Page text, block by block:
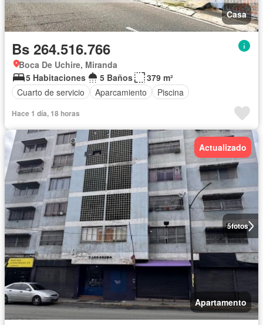
Casa
Bs 264.516.766
Boca De Uchire, Miranda
5 Habitaciones
5 Baños
379 m²
Cuarto de servicio
Aparcamiento Piscina
Hace 1 día, 18 horas
5fotos
Actualizado
Apartamento